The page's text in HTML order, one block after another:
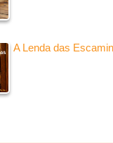
A Lenda das